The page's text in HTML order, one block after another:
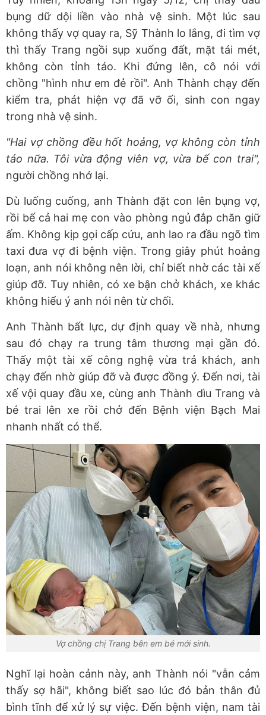
bụng dữ dội liền vào nhà vệ sinh. Một lúc sau
không thấy vợ quay ra, Sỹ Thành lo lắng, đi tìm vợ
thì thấy Trang ngồi sụp xuống đất, mặt tái mét,
không còn tỉnh táo. Khi đứng lên, cô nói với
chồng "hình như em đẻ rồi". Anh Thành chạy đến
kiểm tra, phát hiện vợ đã vỡ ối, sinh con ngay
trong nhà vệ sinh.
"Hai vợ chồng đều hốt hoảng, vợ không còn tỉnh
táo nữa. Tôi vừa động viên vợ, vừa bế con trai",
người chồng nhớ lại.
Dù luống cuống, anh Thành đặt con lên bụng vợ,
rồi bế cả hai mẹ con vào phòng ngủ đắp chăn giữ
ấm. Không kịp gọi cấp cứu, anh lao ra đầu ngõ tìm
taxi đưa vợ đi bệnh viện. Trong giây phút hoảng
loạn, anh nói không nên lời, chỉ biết nhờ các tài xế
giúp đỡ. Tuy nhiên, có xe bận chở khách, xe khác
không hiểu ý anh nói nên từ chối.
Anh Thành bất lực, dự định quay về nhà, nhưng
sau đó chạy ra trung tâm thương mại gần đó.
Thấy một tài xế công nghệ vừa trả khách, anh
chạy đến nhờ giúp đỡ và được đồng ý. Đến nơi, tài
xế vội quay đầu xe, cùng anh Thành dìu Trang và
bé trai lên xe rồi chở đến Bệnh viện Bạch Mai
nhanh nhất có thể.
Vợ chồng chị Trang bên em bé mới sinh.
Nghĩ lại hoàn cảnh này, anh Thành nói "vẫn cảm
thấy sợ hãi", không biết sao lúc đó bản thân đủ
bình tĩnh để xử lý sự việc. Đến bệnh viện, nam tài